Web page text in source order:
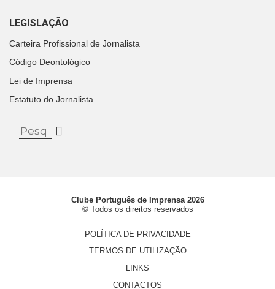
LEGISLAÇÃO
Carteira Profissional de Jornalista
Código Deontológico
Lei de Imprensa
Estatuto do Jornalista
Clube Português de Imprensa 2026
© Todos os direitos reservados
POLÍTICA DE PRIVACIDADE
TERMOS DE UTILIZAÇÃO
LINKS
CONTACTOS